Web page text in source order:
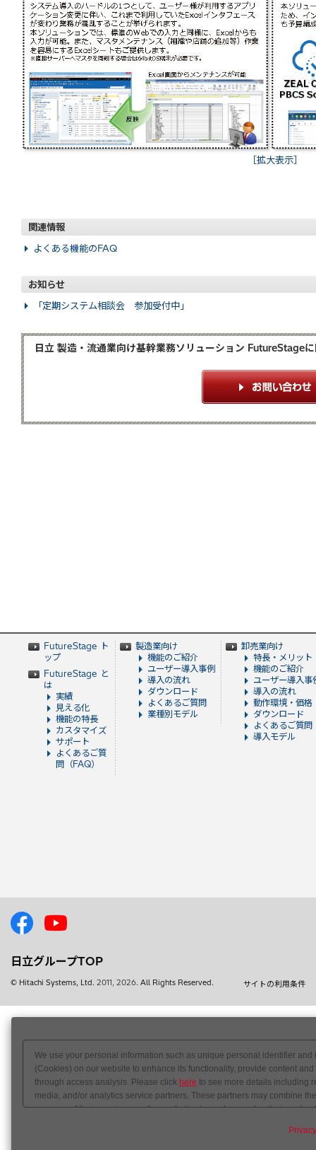
［拡大表示］
関連情報
よくある機能のFAQ
お知らせ
「定期システム相談会 参加受付中」
日立 製造・流通業向け基幹業務ソリューション FutureStage
FutureStage ト
ップ
FutureStage と
は
実績
見える化
機能の特長
カスタマイズ
サポート
よくあるご質
問（FAQ）
製造業向け
機能のご紹介
ユーザー導入事例
導入の流れ
ダウンロード
よくあるご質問
業種別モデル
卸売業向け
特長・メリット
機能のご紹介
ユーザー導入事
導入の流れ
動作環境・価格
ダウンロード
よくあるご質問
導入モデル
日立グループTOP
サイトの利用条件
© Hitachi Systems, Ltd. 2011, 2026. All Rights Reserved.
We use your personal information such as unique personal identifier
(Cookies) on our website to enhance its functionality, provide content
through access analysis. Please click here to see more details including
media, and/or analytics service partners. These partners may combine
your use of their services or other websites to analyze and optimize
Change your sell or share